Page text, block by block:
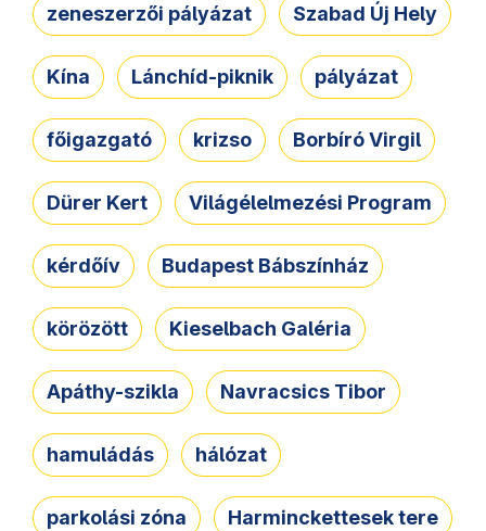
zeneszerzői pályázat Szabad Új Hely
Kína Lánchíd-piknik pályázat
főigazgató krizso Borbíró Virgil
Dürer Kert Világélelmezési Program
kérdőív Budapest Bábszínház
körözött Kieselbach Galéria
Apáthy-szikla Navracsics Tibor
hamuládás hálózat
parkolási zóna Harminckettesek tere